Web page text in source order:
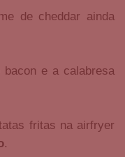
de cheddar ainda
e a calabresa
fritas na airfryer
.